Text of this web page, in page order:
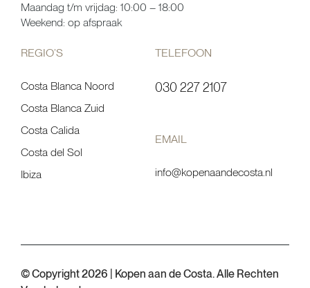
Maandag t/m vrijdag: 10:00 – 18:00
Weekend: op afspraak
REGIO’S
Costa Blanca Noord
Costa Blanca Zuid
Costa Calida
Costa del Sol
Ibiza
TELEFOON
030 227 2107
EMAIL
info@kopenaandecosta.nl
© Copyright 2026 | Kopen aan de Costa. Alle Rechten